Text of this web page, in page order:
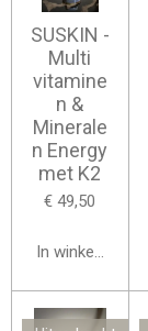
SUSKIN -
Multi
vitamine
n &
Minerale
n Energy
met K2
€ 49,50
In winkelwagen